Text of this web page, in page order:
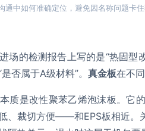
通中如何准确定位，避免因名称问题卡住
场的检测报告上写的是“热固型
否属于A级材料”。 真金板在不
质是改性聚苯乙烯泡沫板。它
裁切方便——和EPS板相近。